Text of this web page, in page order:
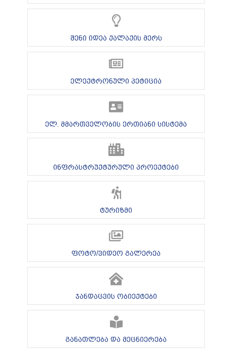
შენი იდეა ქალაქის მერს
ელექტრონული პეტიცია
ელ. მმართველობის ერთიანი სისტემა
ინფრასტრუქტურული პროექტები
ტურიზმი
ფოტო/ვიდეო გალერეა
ჯანდაცვის ობიექტები
განათლება და მეცნიერება